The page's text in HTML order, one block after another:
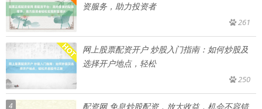
资服务，助力投资者
261
网上股票配资开户 炒股入门指南：如何炒股及
选择开户地点，轻松
250
4
配资网 免息炒股配资，放大收益，机会不容错